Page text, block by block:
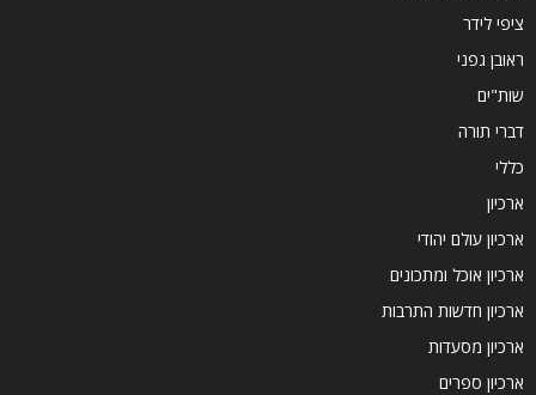
ציפי לידר
ראובן גפני
שות"ים
דברי תורה
כללי
ארכיון
ארכיון עולם יהודי
ארכיון אוכל ומתכונים
ארכיון חדשות התרבות
ארכיון מסעדות
ארכיון ספרים